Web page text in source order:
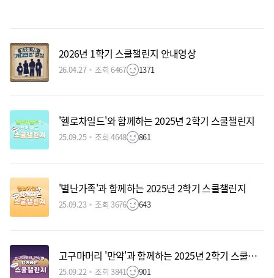
2026년 1학기 스쿨챌린지 안내영상
26.04.27 조회 6467 1371
'헬로차일드'와 함께하는 2025년 2학기 스쿨챌린지
25.09.25 조회 4648 861
'별난가족'과 함께하는 2025년 2학기 스쿨챌린지
25.09.23 조회 3676 643
고구마머리 '만약'과 함께하는 2025년 2학기 스쿨챌린지
25.09.22 조회 3841 901